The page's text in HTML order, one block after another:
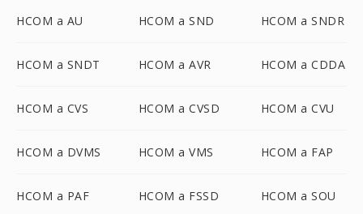
HCOM a AU HCOM a SND HCOM a SNDR
HCOM a SNDT HCOM a AVR HCOM a CDDA
HCOM a CVS HCOM a CVSD HCOM a CVU
HCOM a DVMS HCOM a VMS HCOM a FAP
HCOM a PAF HCOM a FSSD HCOM a SOU